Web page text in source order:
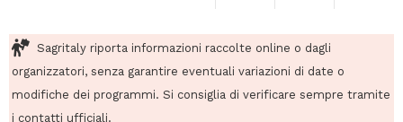
Sagritaly riporta informazioni raccolte online o dagli
organizzatori, senza garantire eventuali variazioni di date o
modifiche dei programmi. Si consiglia di verificare sempre tramite
i contatti ufficiali.